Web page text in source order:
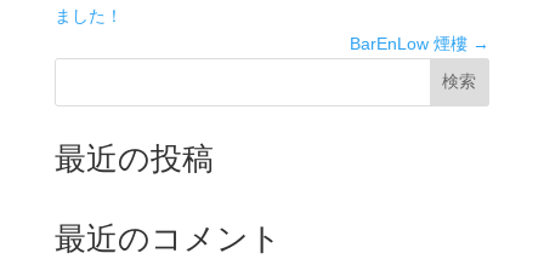
ました！
BarEnLow 煙樓 →
検索
最近の投稿
最近のコメント